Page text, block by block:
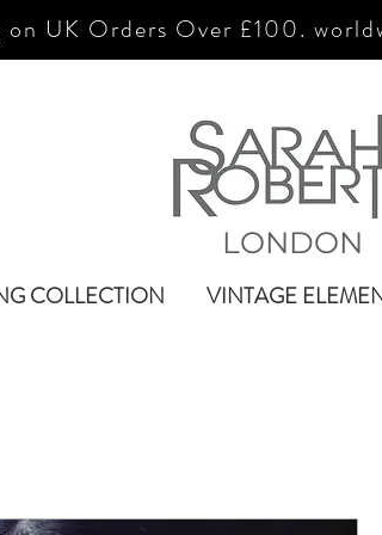
on UK Orders Over £100.
COLLECTION VINTAGE
LONDON